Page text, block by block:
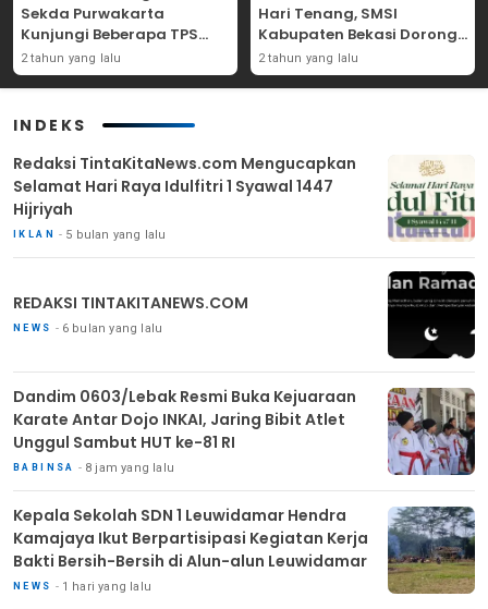
Sekda Purwakarta
Kunjungi Beberapa TPS
Yang Ada Di Purwakarta
2 tahun yang lalu
Hari Tenang, SMSI
Kabupaten Bekasi Dorong
Angka Partisipasi
Masyarakat
2 tahun yang lalu
INDEKS
Redaksi TintaKitaNews.com Mengucapkan
Selamat Hari Raya Idulfitri 1 Syawal 1447
Hijriyah
IKLAN 5 bulan yang lalu
REDAKSI TINTAKITANEWS.COM
NEWS 6 bulan yang lalu
Dandim 0603/Lebak Resmi Buka Kejuaraan
Karate Antar Dojo INKAI, Jaring Bibit Atlet
Unggul Sambut HUT ke-81 RI
BABINSA 8 jam yang lalu
Kepala Sekolah SDN 1 Leuwidamar Hendra
Kamajaya Ikut Berpartisipasi Kegiatan Kerja
Bakti Bersih-Bersih di Alun-alun Leuwidamar
NEWS 1 hari yang lalu